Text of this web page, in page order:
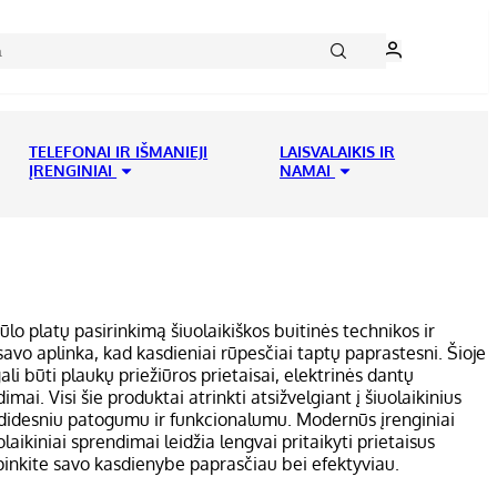
TELEFONAI IR IŠMANIEJI
ĮRENGINIAI
LAISVALAIKIS IR
NAMAI
platų pasirinkimą šiuolaikiškos buitinės technikos ir
aplinka, kad kasdieniai rūpesčiai taptų paprastesni. Šioje
būti plaukų priežiūros prietaisai, elektrinės dantų
Visi šie produktai atrinkti atsižvelgiant į šiuolaikinius
patogumu ir funkcionalumu. Modernūs įrenginiai
sprendimai leidžia lengvai pritaikyti prietaisus
savo kasdienybe paprasčiau bei efektyviau.